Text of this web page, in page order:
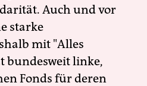
Auch und vor
starke
mit "Alles
bundesweit linke,
Fonds für deren